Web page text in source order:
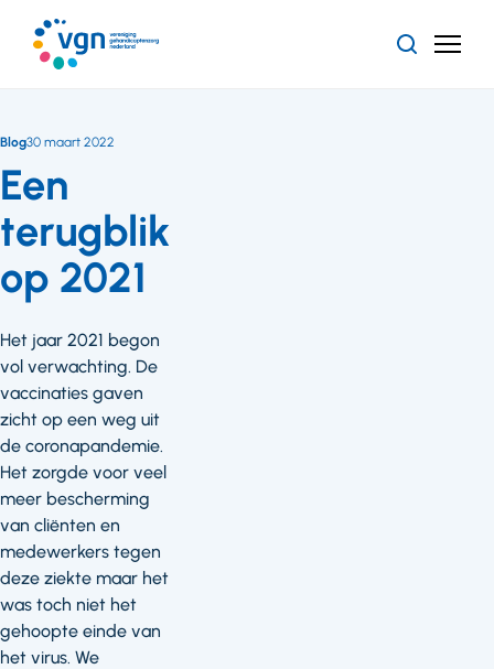
naar
hoofdinhoud
ZoekenMenu
Een
terugblik
op 2021
Blog30 maart 2022
Het jaar 2021 begon
vol verwachting. De
vaccinaties gaven
zicht op een weg uit
de coronapandemie.
Het zorgde voor veel
meer bescherming
van cliënten en
medewerkers tegen
deze ziekte maar het
was toch niet het
gehoopte einde van
het virus. We